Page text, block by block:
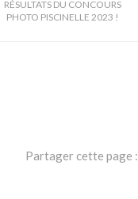
RÉSULTATS DU CONCOURS
PHOTO PISCINELLE 2023 !
Partager cette page :